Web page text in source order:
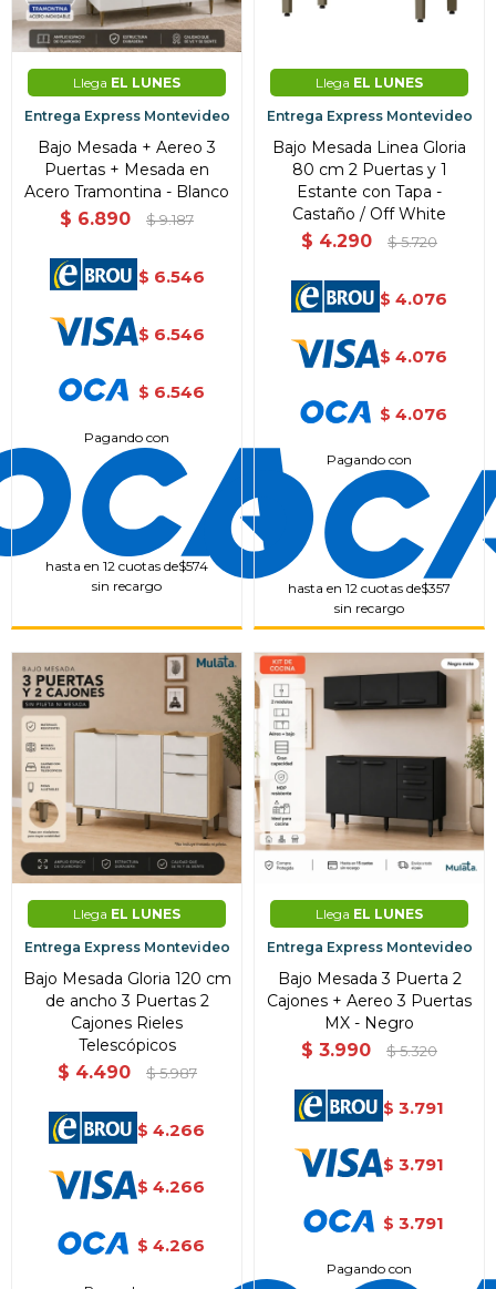
Llega EL LUNES
Entrega Express Montevideo
Bajo Mesada + Aereo 3
Puertas + Mesada en
Acero Tramontina - Blanco
$ 6.890 $ 9.187
$ 6.546
$ 6.546
$ 6.546
Pagando con
hasta en 12 cuotas de$574
sin recargo
Llega EL LUNES
Entrega Express Montevideo
Bajo Mesada Linea Gloria
80 cm 2 Puertas y 1
Estante con Tapa -
Castaño / Off White
$ 4.290 $ 5.720
$ 4.076
$ 4.076
$ 4.076
Pagando con
hasta en 12 cuotas de$357
sin recargo
Llega EL LUNES
Entrega Express Montevideo
Bajo Mesada Gloria 120 cm
de ancho 3 Puertas 2
Cajones Rieles
Telescópicos
$ 4.490 $ 5.987
$ 4.266
$ 4.266
$ 4.266
Llega EL LUNES
Entrega Express Montevideo
Bajo Mesada 3 Puerta 2
Cajones + Aereo 3 Puertas
MX - Negro
$ 3.990 $ 5.320
$ 3.791
$ 3.791
$ 3.791
Pagando con